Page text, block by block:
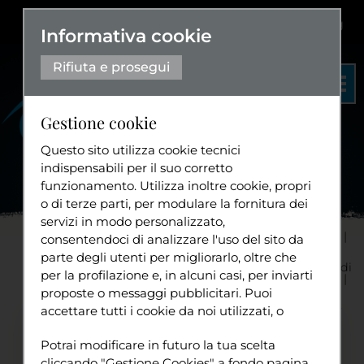
Dislessia Eng
Organigramma
Statuto
Diventa volontario
Sport
Home Progetti Cultura
Oltre i corpi - Intersezionalità, disabilità e diritto di
desiderare
Informativa cookie
Rifiuta e prosegui
Gestione cookie
Questo sito utilizza cookie tecnici
indispensabili per il suo corretto
funzionamento. Utilizza inoltre cookie, propri
o di terze parti, per modulare la fornitura dei
servizi in modo personalizzato,
consentendoci di analizzare l'uso del sito da
parte degli utenti per migliorarlo, oltre che
per la profilazione e, in alcuni casi, per inviarti
proposte o messaggi pubblicitari. Puoi
accettare tutti i cookie da noi utilizzati, o
compaiono sulle pagine di questo sito,
Potrai modificare in futuro la tua scelta